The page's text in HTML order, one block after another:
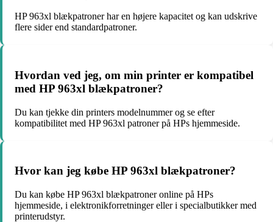
HP 963xl blækpatroner har en højere kapacitet og kan udskrive
flere sider end standardpatroner.
Hvordan ved jeg, om min printer er kompatibel
med HP 963xl blækpatroner?
Du kan tjekke din printers modelnummer og se efter
kompatibilitet med HP 963xl patroner på HPs hjemmeside.
Hvor kan jeg købe HP 963xl blækpatroner?
Du kan købe HP 963xl blækpatroner online på HPs
hjemmeside, i elektronikforretninger eller i specialbutikker med
printerudstyr.